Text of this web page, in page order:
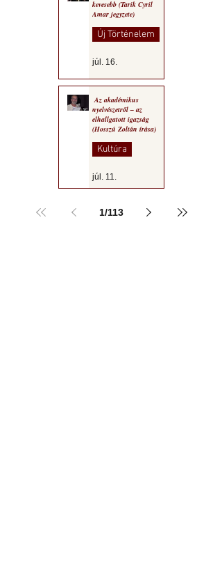
kevesebb (Tarik Cyril
Amar jegyzete)
Új Történelem
júl. 16.
Az akadémikus
nyelvészetről – az
elhallgatott igazság
(Hosszú Zoltán írása)
Kultúra
júl. 11.
1/113